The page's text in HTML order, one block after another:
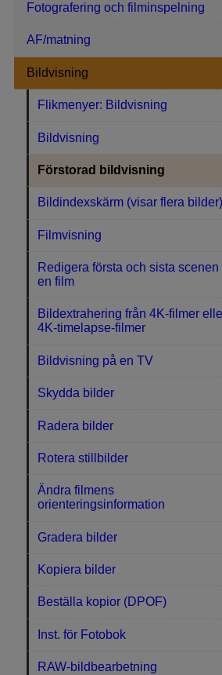
Fotografering och filminspelning
AF/matning
Bildvisning
Flikmenyer: Bildvisning
Bildvisning
Förstorad bildvisning
Bildindexskärm (visar flera bilder)
Filmvisning
Redigera första och sista scenen
en film
Bildextrahering från 4K-filmer
4K-timelapse-filmer
Bildvisning på en TV
Skydda bilder
Radera bilder
Rotera stillbilder
Ändra filmens
orienteringsinformation
Gradera bilder
Kopiera bilder
Beställa kopior (DPOF)
Inst. för Fotobok
RAW-bildbearbetning